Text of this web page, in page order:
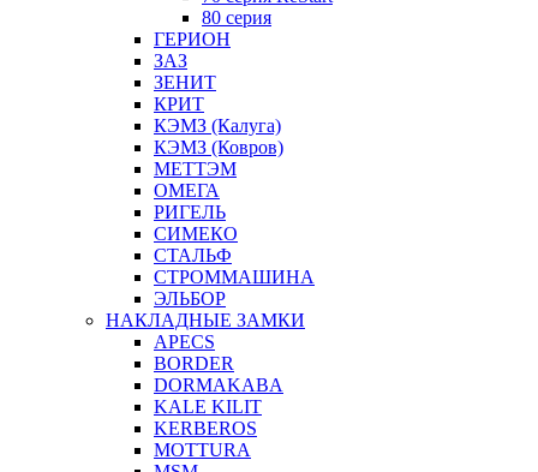
80 серия
ГЕРИОН
ЗАЗ
ЗЕНИТ
КРИТ
КЭМЗ (Калуга)
КЭМЗ (Ковров)
МЕТТЭМ
ОМЕГА
РИГЕЛЬ
СИМЕКО
СТАЛЬФ
СТРОММАШИНА
ЭЛЬБОР
НАКЛАДНЫЕ ЗАМКИ
APECS
BORDER
DORMAKABA
KALE KILIT
KERBEROS
MOTTURA